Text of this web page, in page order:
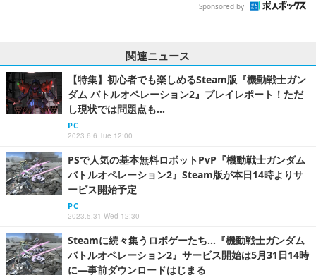
Sponsored by
関連ニュース
【特集】初心者でも楽しめるSteam版『機動戦士ガン
ダム バトルオペレーション2』プレイレポート！ただ
し現状では問題点も…
PC
2023.6.6 Tue 12:00
PSで人気の基本無料ロボットPvP『機動戦士ガンダム
バトルオペレーション2』Steam版が本日14時よりサ
ービス開始予定
PC
2023.5.31 Wed 12:30
Steamに続々集うロボゲーたち…『機動戦士ガンダム
バトルオペレーション2』サービス開始は5月31日14時
に―事前ダウンロードはじまる